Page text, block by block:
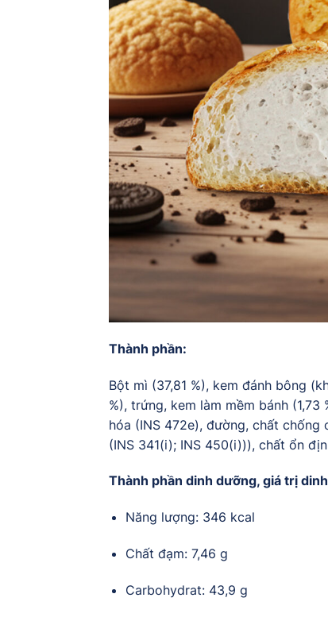
Thành phần:
Bột mì (37,81 %), kem đánh bông
%), trứng, kem làm mềm bánh
hóa (INS 472e), đường, chất
(INS 341(i); INS 450(i))), chất ổn
Thành phần dinh dưỡng, giá trị
Năng lượng: 346 kcal
Chất đạm: 7,46 g
Carbohydrat: 43,9 g